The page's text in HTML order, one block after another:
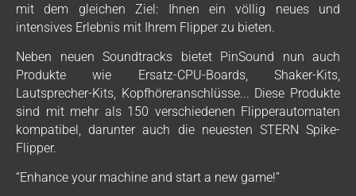
mit dem gleichen Ziel: Ihnen ein völlig neues und
intensives Erlebnis mit Ihrem Flipper zu bieten.
Neben neuen Soundtracks bietet PinSound nun auch
Produkte wie Ersatz-CPU-Boards, Shaker-Kits,
Lautsprecher-Kits, Kopfhöreranschlüsse... Diese Produkte
sind mit mehr als 150 verschiedenen Flipperautomaten
kompatibel, darunter auch die neuesten STERN Spike-
Flipper.
“Enhance your machine and start a new game!”